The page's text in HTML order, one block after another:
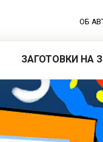
ОБ
ЗАГОТОВКИ НА